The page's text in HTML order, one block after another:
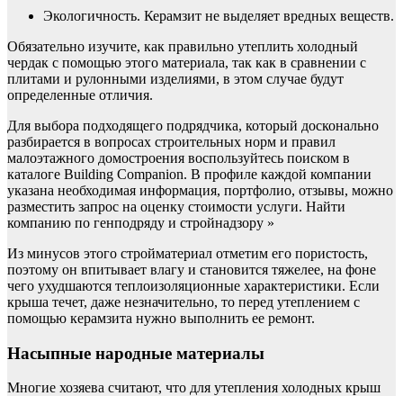
Экологичность. Керамзит не выделяет вредных веществ.
Обязательно изучите, как правильно утеплить холодный
чердак с помощью этого материала, так как в сравнении с
плитами и рулонными изделиями, в этом случае будут
определенные отличия.
Для выбора подходящего подрядчика, который досконально
разбирается в вопросах строительных норм и правил
малоэтажного домостроения воспользуйтесь поиском в
каталоге Building Companion. В профиле каждой компании
указана необходимая информация, портфолио, отзывы, можно
разместить запрос на оценку стоимости услуги. Найти
компанию по генподряду и стройнадзору »
Из минусов этого стройматериал отметим его пористость,
поэтому он впитывает влагу и становится тяжелее, на фоне
чего ухудшаются теплоизоляционные характеристики. Если
крыша течет, даже незначительно, то перед утеплением с
помощью керамзита нужно выполнить ее ремонт.
Насыпные народные материалы
Многие хозяева считают, что для утепления холодных крыш